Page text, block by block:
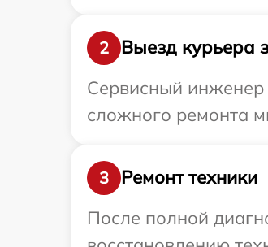
2
Выезд курьера
Сервисный инженер
сложного ремонта
3
Ремонт техники
После полной